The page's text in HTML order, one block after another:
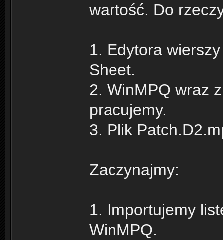
wartość. Do
1. Edytora
Sheet.
2. WinMPQ wraz
pracujemy.
3. Plik
Zaczynajmy:
1. Importujemy
WinMPQ.